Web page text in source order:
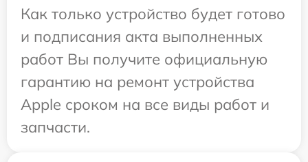
Как только устройство будет готово
и подписания акта выполненных
работ Вы получите официальную
гарантию на ремонт устройства
Apple сроком на все виды работ и
запчасти.